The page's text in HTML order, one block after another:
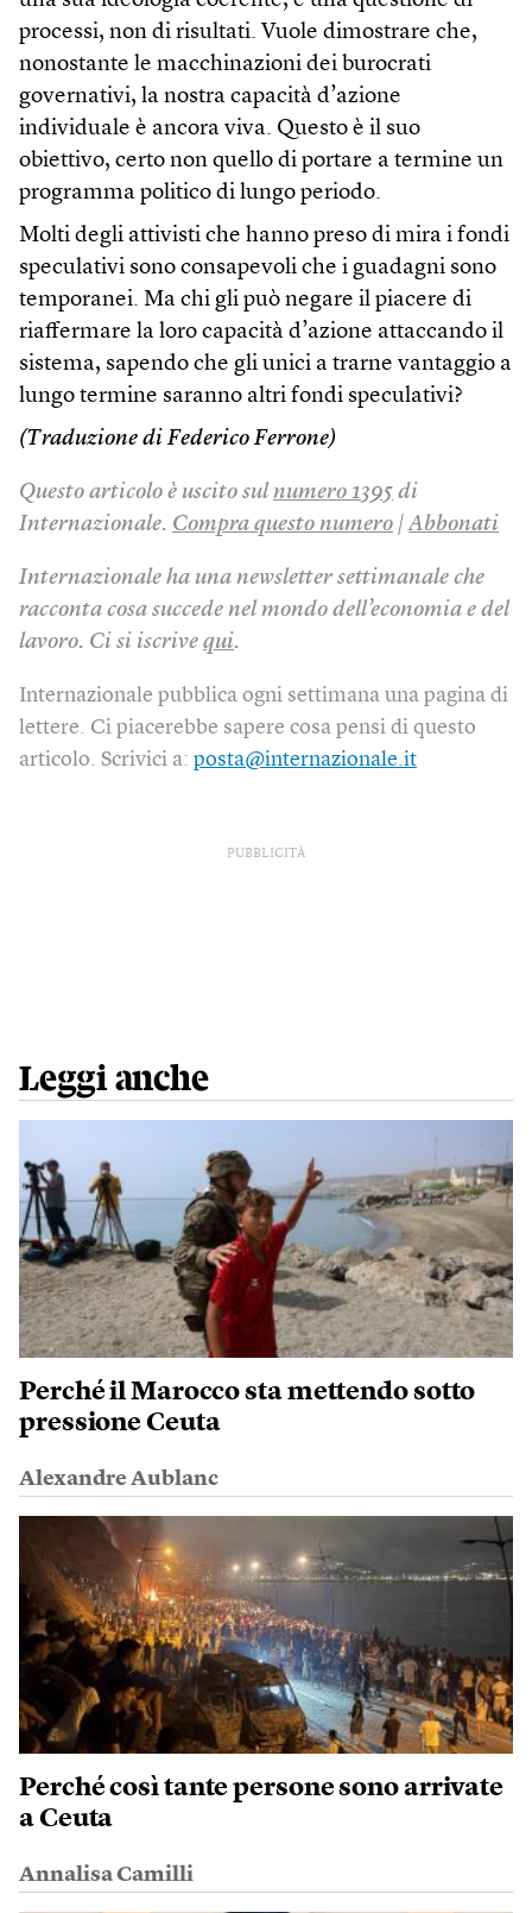
processi, non di risultati. Vuole dimostrare che,
nonostante le macchinazioni dei burocrati
governativi, la nostra capacità d’azione
individuale è ancora viva. Questo è il suo
obiettivo, certo non quello di portare a termine un
programma politico di lungo periodo.
Molti degli attivisti che hanno preso di mira i fondi
speculativi sono consapevoli che i guadagni sono
temporanei. Ma chi gli può negare il piacere di
riaffermare la loro capacità d’azione attaccando il
sistema, sapendo che gli unici a trarne vantaggio a
lungo termine saranno altri fondi speculativi?
(Traduzione di Federico Ferrone)
Questo articolo è uscito sul numero 1395 di
Internazionale. Compra questo numero |Abbonati
Internazionale ha una newsletter settimanale che
racconta cosa succede nel mondo dell’economia e del
lavoro. Ci si iscrive qui.
Internazionale pubblica ogni settimana una pagina di
lettere. Ci piacerebbe sapere cosa pensi di questo
articolo. Scrivici a: posta@internazionale.it
PUBBLICITÀ
Leggi anche
Perché il Marocco sta mettendo sotto
pressione Ceuta
Alexandre Aublanc
Perché così tante persone sono arrivate
a Ceuta
Annalisa Camilli